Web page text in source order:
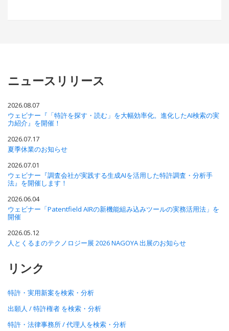
ニュースリリース
2026.08.07
ウェビナー『「特許を探す・読む」を大幅効率化。進化したAI検索の実
力紹介』を開催！
2026.07.17
夏季休業のお知らせ
2026.07.01
ウェビナー『調査会社が実践する生成AIを活用した特許調査・分析手
法』を開催します！
2026.06.04
ウェビナー「Patentfield AIRの新機能組み込みツールの実務活用法」を
開催
2026.05.12
人とくるまのテクノロジー展 2026 NAGOYA 出展のお知らせ
リンク
特許・実用新案を検索・分析
出願人 / 特許権者 を検索・分析
特許・法律事務所 / 代理人を検索・分析